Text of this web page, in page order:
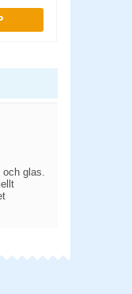
och glas.